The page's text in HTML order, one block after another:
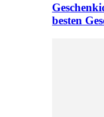
besten